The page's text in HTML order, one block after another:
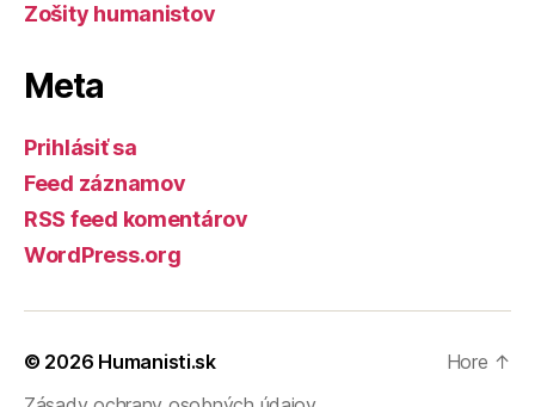
Zošity humanistov
Meta
Prihlásiť sa
Feed záznamov
RSS feed komentárov
WordPress.org
© 2026 Humanisti.sk
Hore ↑